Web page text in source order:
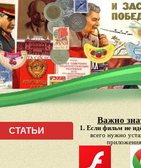
СТАТЬИ
Важно
1. Если фильм не
всего нужно